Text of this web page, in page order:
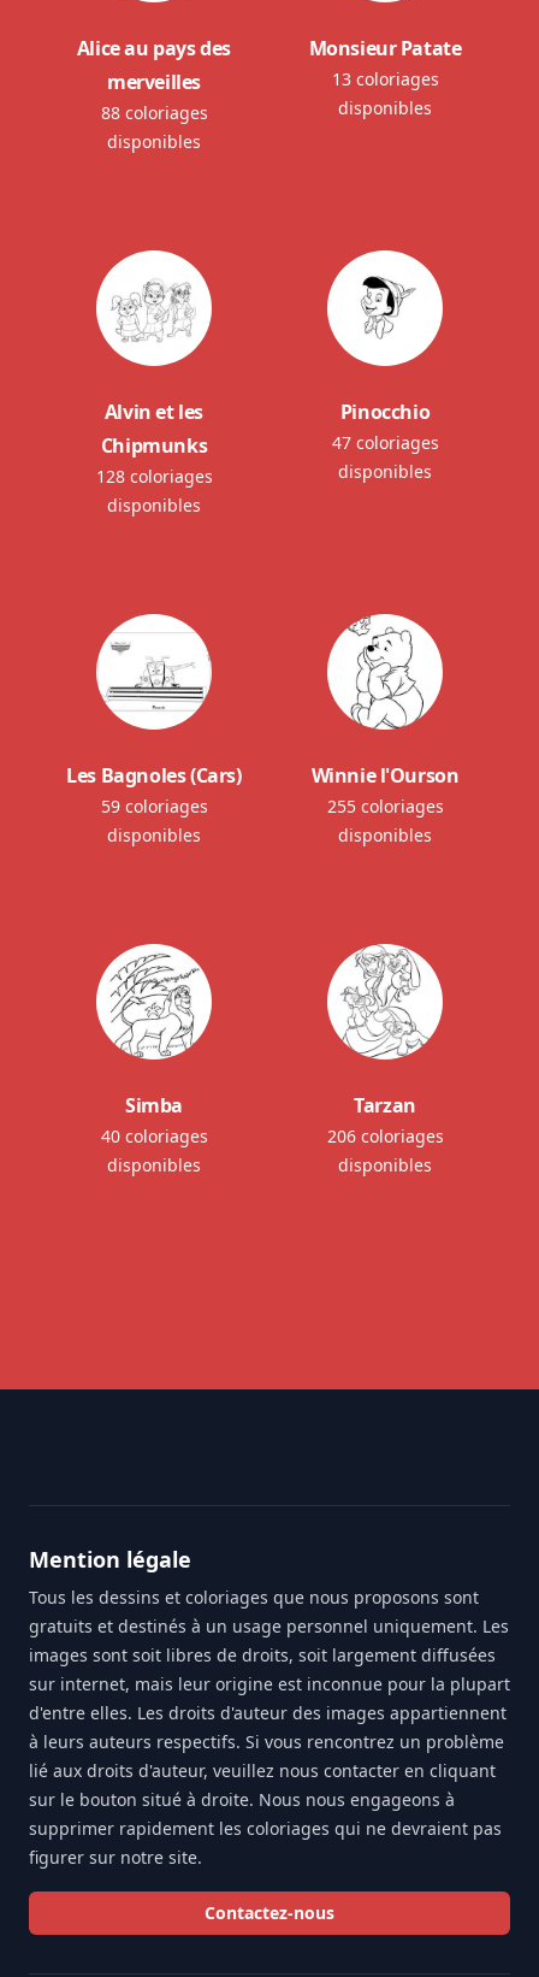
Alice au pays des
merveilles
88 coloriages
disponibles
Monsieur Patate
13 coloriages
disponibles
Alvin et les
Chipmunks
128 coloriages
disponibles
Pinocchio
47 coloriages
disponibles
Les Bagnoles (Cars)
59 coloriages
disponibles
Winnie l'Ourson
255 coloriages
disponibles
Simba
40 coloriages
disponibles
Tarzan
206 coloriages
disponibles
Mention légale
Tous les dessins et coloriages que nous proposons sont
gratuits et destinés à un usage personnel uniquement. Les
images sont soit libres de droits, soit largement diffusées
sur internet, mais leur origine est inconnue pour la plupart
d'entre elles. Les droits d'auteur des images appartiennent
à leurs auteurs respectifs. Si vous rencontrez un problème
lié aux droits d'auteur, veuillez nous contacter en cliquant
sur le bouton situé à droite. Nous nous engageons à
supprimer rapidement les coloriages qui ne devraient pas
figurer sur notre site.
Contactez-nous